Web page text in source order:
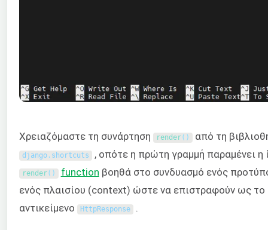
Χρειαζόμαστε τη συνάρτηση render( ) από τη
django. shortcuts , οπότε η πρώτη γραμμή παραμένει η
render( ) function βοηθά στο συνδυασμό ενός
ενός πλαισίου (context) ώστε να επιστραφούν ως το
αντικείμενο
HttpResponse .